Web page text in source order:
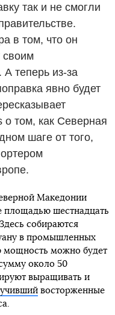
так и не смогли
в том, что он
своим
теперь из-за
явно будет
о том, как Северная
шаге от того,
Македонии
площадью шестнадцать
собираются
в промышленных
мощность можно будет
около 50
выращивать и
восторженные